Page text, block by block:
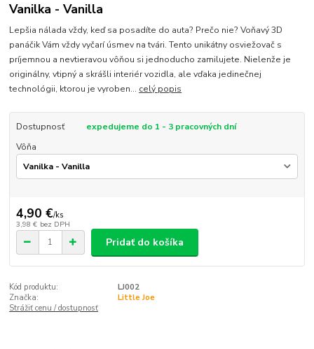
Vanilka - Vanilla
Lepšia nálada vždy, keď sa posadíte do auta? Prečo nie? Voňavý 3D
panáčik Vám vždy vyčarí úsmev na tvári. Tento unikátny osviežovač s
príjemnou a nevtieravou vôňou si jednoducho zamilujete. Nielenže je
originálny, vtipný a skrášli interiér vozidla, ale vďaka jedinečnej
technológii, ktorou je vyroben... celý popis
Dostupnosť
expedujeme do 1 - 3 pracovných dní
Vôňa
4,90 €/ks
3,98 € bez DPH
Pridať do košíka
Kód produktu:
LJ002
Značka:
Little Joe
Strážiť cenu / dostupnosť